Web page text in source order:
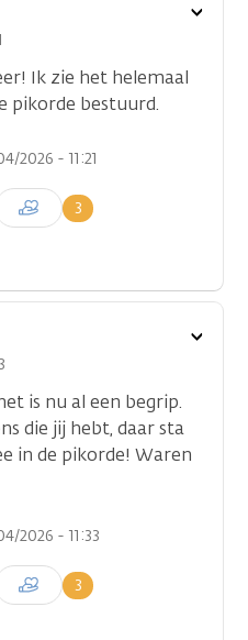
Ik zie het helemaal
pikorde bestuurd.
2026 - 11:21
3
te
Toon
is nu al een begrip.
die jij hebt, daar sta
in de pikorde! Waren
2026 - 11:33
3
te
Toon